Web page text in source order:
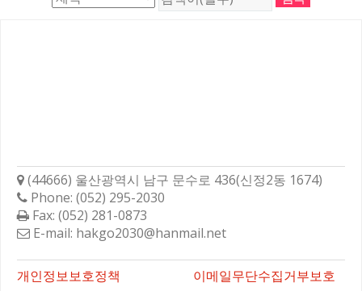
(44666) 울산광역시 남구 문수로 436(신정2동 1674)
Phone: (052) 295-2030
Fax: (052) 281-0873
E-mail: hakgo2030@hanmail.net
개인정보보호정책
이메일무단수집거부보호